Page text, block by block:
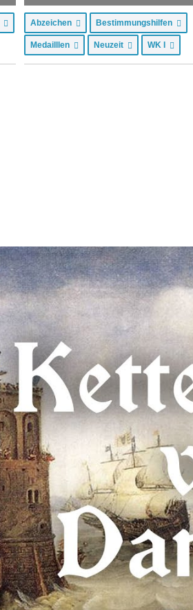
Abzeichen Bestimmungshilfen
Medailllen Neuzeit WK I